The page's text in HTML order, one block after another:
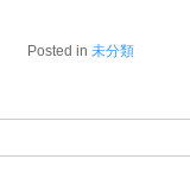
Posted in 未分類